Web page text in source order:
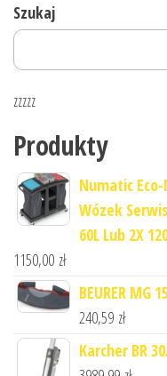
Szukaj
zzzzz
Produkty
Numatic
Wózek
60L Lub 2X
1150,00 zł
BEURER MG
240,59 zł
Karcher BR